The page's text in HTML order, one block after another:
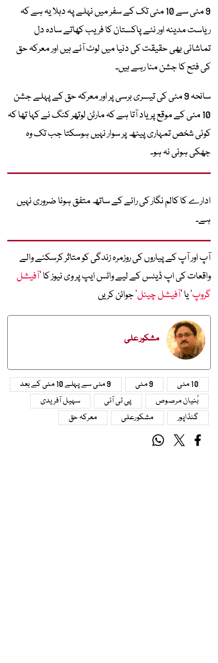
9 مئی سے 10 مئی تک کے سفر میں نہلے پہ دہلا یہ ہے کہ
ریاست مدینہ اور نئے پاکستان کا فریب کھاتے سادہ دل
تماشائی بھی حقیقت کی دنیا میں لوٹ آئے ہیں اور معرکہ حق
کی فتح کا جشن منا رہے ہیں۔
سانحہ 9 مئی کی تیسری برسی پر اور معرکہ حق کے پہلے جشن
10 مئی کے موقع پر یاد آتا ہے کہ مارٹن لوتھر کنگ نے کہا تھا کہ
کوئی شخص تمہاری پیٹھ پر سوار نہیں ہوسکتا جب تک وہ
جھکی ہوئی نہ ہو۔
ادارے کا کالم نگار کی رائے کے ساتھ متفق ہونا ضروری نہیں
ہے۔
آپ اور آپ کے پیاروں کی روزمرہ زندگی کو متاثر کرسکنے والے
واقعات کی اپ ڈیٹس کے لیے واٹس ایپ پر وی نیوز کا ’آفیشل
گروپ‘ یا ’آفیشل چینل‘ جوائن کریں
مشکور علی
10 مئی 9 مئی
9 مئی سے پہلے 10 مئی کے بعد
بُنیان مرصوص
پی ٹی آئی
سہیل آفریدی
گنڈاپور
مشکورعلی معرکہ حق